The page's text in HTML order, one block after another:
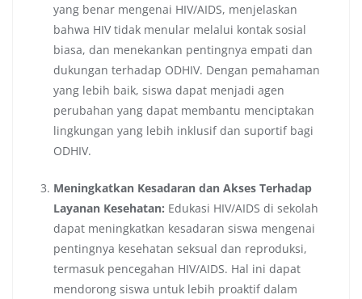
yang benar mengenai HIV/AIDS, menjelaskan
bahwa HIV tidak menular melalui kontak sosial
biasa, dan menekankan pentingnya empati dan
dukungan terhadap ODHIV. Dengan pemahaman
yang lebih baik, siswa dapat menjadi agen
perubahan yang dapat membantu menciptakan
lingkungan yang lebih inklusif dan suportif bagi
ODHIV.
Meningkatkan Kesadaran dan Akses Terhadap
Layanan Kesehatan: Edukasi HIV/AIDS di sekolah
dapat meningkatkan kesadaran siswa mengenai
pentingnya kesehatan seksual dan reproduksi,
termasuk pencegahan HIV/AIDS. Hal ini dapat
mendorong siswa untuk lebih proaktif dalam